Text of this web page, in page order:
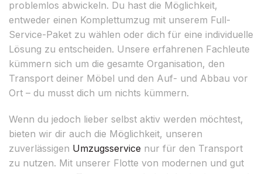
problemlos abwickeln. Du hast die Möglichkeit,
entweder einen Komplettumzug mit unserem Full-
Service-Paket zu wählen oder dich für eine individuelle
Lösung zu entscheiden. Unsere erfahrenen Fachleute
kümmern sich um die gesamte Organisation, den
Transport deiner Möbel und den Auf- und Abbau vor
Ort – du musst dich um nichts kümmern.
Wenn du jedoch lieber selbst aktiv werden möchtest,
bieten wir dir auch die Möglichkeit, unseren
zuverlässigen Umzugsservice nur für den Transport
zu nutzen. Mit unserer Flotte von modernen und gut